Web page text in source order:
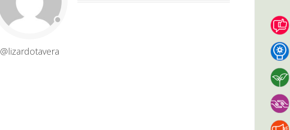
@lizardotavera